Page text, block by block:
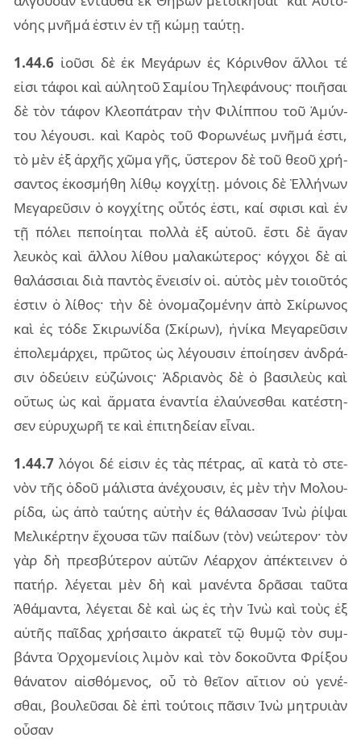
νόης μνῆ­μά ἐστιν ἐν τῇ κώμῃ ταύ­τῃ.
1.44.6 ἰοῦ­σι δὲ ἐκ Μεγά­ρων ἐς Κόριν­θον ἄλ­λοι τέ
εἰσι τά­φοι καὶ αὐ­λη­τοῦ Σαμί­ου Τηλε­φά­νους· ποι­ῆ­σαι
δὲ τὸν τά­φον Κλε­ο­πά­τραν τὴν Φιλίπ­που τοῦ Ἀμύν­
του λέ­γου­σι. καὶ Καρὸς τοῦ Φορω­νέ­ως μνῆ­μά ἐστι,
τὸ μὲν ἐξ ἀρ­χῆς χῶμα γῆς, ὕστε­ρον δὲ τοῦ θεοῦ χρή­
σαν­τος ἐκο­σμή­θη λίθῳ κογ­χί­τῃ. μό­νοις δὲ Ἑλλή­νων
Μεγα­ρεῦ­σιν ὁ κογ­χί­της οὗ­τός ἐστι, καί σφι­σι καὶ ἐν
τῇ πό­λει πε­ποί­η­ται πολ­λὰ ἐξ αὐ­τοῦ. ἔστι δὲ ἄγαν
λευ­κὸς καὶ ἄλ­λου λί­θου μα­λα­κώ­τε­ρος· κόγ­χοι δὲ αἱ
θα­λάσ­σιαι διὰ παν­τὸς ἔνει­σίν οἱ. αὐ­τὸς μὲν τοιοῦ­τός
ἐστιν ὁ λί­θος· τὴν δὲ ὀνο­μα­ζο­μέ­νην ἀπὸ Σκί­ρω­νος
καὶ ἐς τόδε Σκι­ρω­νί­δα (Σκί­ρων), ἡνί­κα Μεγα­ρεῦ­σιν
ἐπο­λε­μάρ­χει, πρῶ­τος ὡς λέ­γου­σιν ἐποί­η­σεν ἀν­δρά­
σιν ὁδεύ­ειν εὐ­ζώ­νοις· Ἀδρια­νὸς δὲ ὁ βα­σι­λεὺς καὶ
οὕ­τως ὡς καὶ ἅρ­μα­τα ἐναν­τία ἐλαύ­νε­σθαι κα­τέ­στη­
σεν εὐ­ρυ­χω­ρῆ τε καὶ ἐπι­τη­δεί­αν εἶ­ναι.
1.44.7 λό­γοι δέ εἰ­σιν ἐς τὰς πέ­τρας, αἳ κατὰ τὸ στε­
νὸν τῆς ὁδοῦ μά­λι­στα ἀνέ­χου­σιν, ἐς μὲν τὴν Μολου­
ρί­δα, ὡς ἀπὸ ταύ­της αὑ­τὴν ἐς θά­λασ­σαν Ἰνὼ ῥί­ψαι
Μελι­κέρ­την ἔχου­σα τῶν παί­δων (τὸν) νε­ώ­τε­ρον· τὸν
γὰρ δὴ πρε­σβύ­τε­ρον αὐ­τῶν Λέαρ­χον ἀπέ­κτει­νεν ὁ
πα­τήρ. λέ­γε­ται μὲν δὴ καὶ μα­νέν­τα δρᾶ­σαι ταῦ­τα
Ἀθά­μαν­τα, λέ­γε­ται δὲ καὶ ὡς ἐς τὴν Ἰνὼ καὶ τοὺς ἐξ
αὐ­τῆς παῖ­δας χρή­σαι­το ἀκρα­τεῖ τῷ θυμῷ τὸν συμ­
βάν­τα Ὀρχο­με­νί­οις λι­μὸν καὶ τὸν δο­κοῦν­τα Φρί­ξου
θά­να­τον αἰ­σθό­με­νος, οὗ τὸ θεῖ­ον αἴ­τιον οὐ γε­νέ­
σθαι, βου­λεῦ­σαι δὲ ἐπὶ τού­τοις πᾶ­σιν Ἰνὼ μη­τρυιὰν
οὖ­σαν